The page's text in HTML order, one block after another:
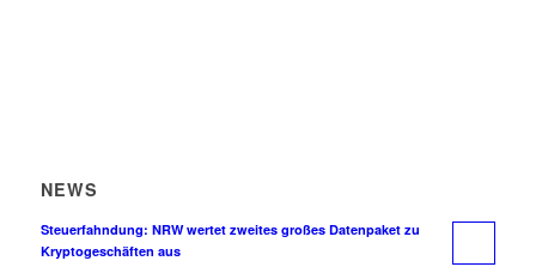
NEWS
Steuerfahndung: NRW wertet zweites großes Datenpaket zu
Kryptogeschäften aus